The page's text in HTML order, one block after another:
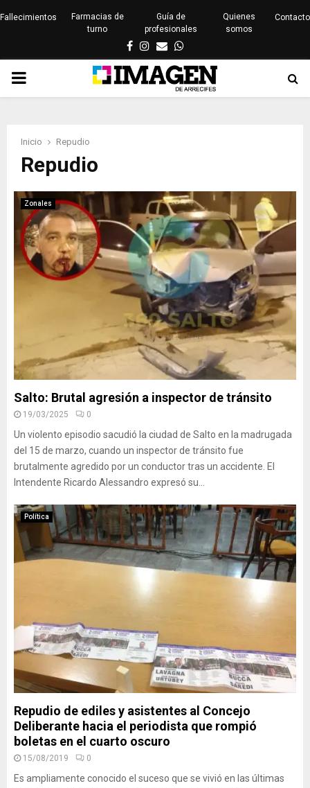
Fallecimientos
Farmacias de
turno
Guía de
profesionales
Quienes
somos
Contacto
Facebook
Instagram
EmailWhatsapp
PRIMARY
Inicio Repudio
Repudio
Zonales
Salto: Brutal agresión a inspector de tránsito
19/03/2025 0
Un violento episodio sacudió la ciudad de Salto en la madrugada
del 15 de marzo, cuando un inspector de tránsito fue
brutalmente agredido por un conductor tras un accidente. El
Intendente Ricardo Alessandro expresó su...
Política
Repudio de ediles y asistentes al Concejo
Deliberante hacia el periodista que rompió
boletas en el cuarto oscuro
15/08/2019 0
Es ampliamente conocido el suceso que se vivió en las últimas